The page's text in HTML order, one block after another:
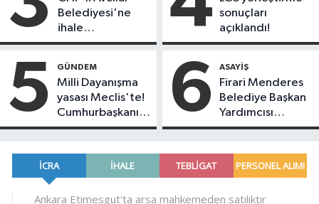
rol oynadık"
Belediyesi'ne
ihale
operasyonu: Çok
var
sonuçları
açıklandı!
5 GÜNDEM
Milli Dayanışma
yasası Meclis'te!
Cumhurbaşkanı
Erdoğan'dan ilk
6 ASAYIŞ
Firari Menderes
Belediye Başkan
Yardımcısı
operasyonla